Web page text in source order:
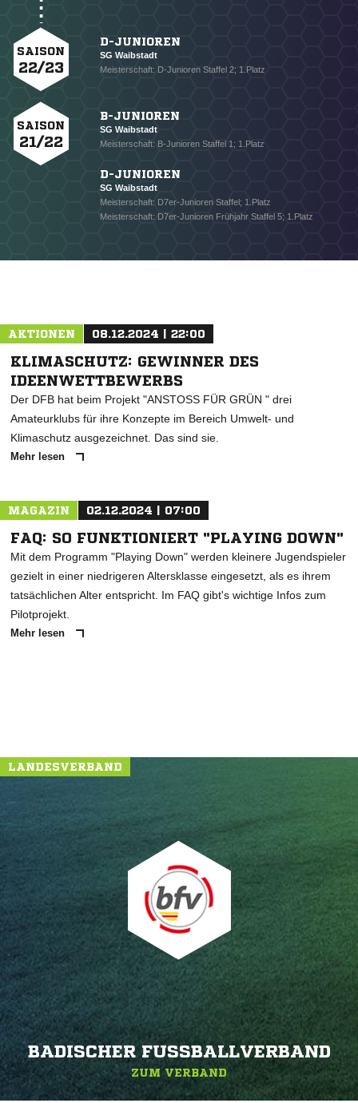
SAISON
22/23
D-JUNIOREN
SG Waibstadt
Meisterschaft: D-Junioren Staffel 2; 1.Platz
SAISON
21/22
B-JUNIOREN
SG Waibstadt
Meisterschaft: B-Junioren Staffel 1; 1.Platz
D-JUNIOREN
SG Waibstadt
Meisterschaft: D7er-Junioren Staffel; 1.Platz
Meisterschaft: D7er-Junioren Frühjahr Staffel 5; 1.Platz
AKTIONEN 08.12.2024 | 22:00
KLIMASCHUTZ: GEWINNER DES
IDEENWETTBEWERBS
Der DFB hat beim Projekt "ANSTOSS FÜR GRÜN " drei
Amateurklubs für ihre Konzepte im Bereich Umwelt- und
Klimaschutz ausgezeichnet. Das sind sie.
Mehr lesen
MAGAZIN 02.12.2024 | 07:00
FAQ: SO FUNKTIONIERT "PLAYING DOWN"
Mit dem Programm "Playing Down" werden kleinere Jugendspieler
gezielt in einer niedrigeren Altersklasse eingesetzt, als es ihrem
tatsächlichen Alter entspricht. Im FAQ gibt's wichtige Infos zum
Pilotprojekt.
Mehr lesen
LANDESVERBAND
BADISCHER FUSSBALLVERBAND
ZUM VERBAND